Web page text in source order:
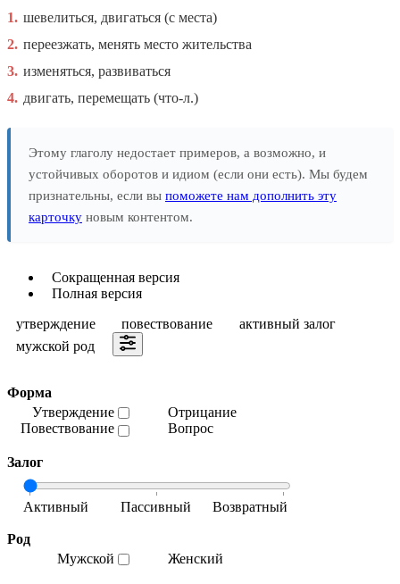
1. шевелиться, двигаться (с места)
2. переезжать, менять место жительства
3. изменяться, развиваться
4. двигать, перемещать (что-л.)
Этому глаголу недостает примеров, а возможно, и
устойчивых оборотов и идиом (если они есть). Мы будем
признательны, если вы поможете нам дополнить эту
карточку новым контентом.
Сокращенная версия
Полная версия
утверждение
повествование
активный залог
мужской род
Форма
Утверждение
Повествование
Отрицание
Вопрос
Залог
Род
Мужской
Женский